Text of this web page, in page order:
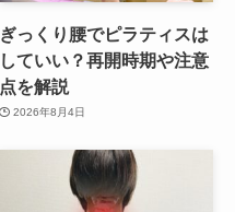
ぎっくり腰でピラティスは
していい？再開時期や注意
点を解説
2026年8月4日